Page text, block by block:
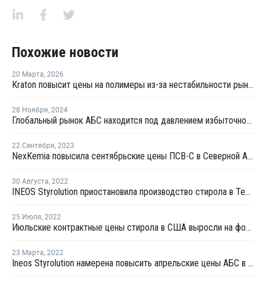
Похожие новости
20 Марта, 2026
Kraton повысит цены на полимеры из-за нестабильности рынка
28 Ноября, 2024
Глобальный рынок АБС находится под давлением избыточного предложения и слабого спроса
22 Сентября, 2023
NexKemia повысила сентябрьские цены ПСВ-С в Северной Америке
30 Августа, 2022
INEOS Styrolution приостановила производство стирола в Техасе из-за снижения маржи
25 Июля, 2022
Июльские контрактные цены стирола в США выросли на фоне роста цен сырья
23 Марта, 2022
Ineos Styrolution намерена повысить апрельские цены АБС в США